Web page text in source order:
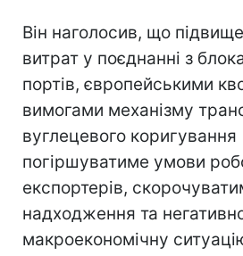
Він наголосив, що
витрат у поєднанні з
портів, європейськими
вимогами механізму
вуглецевого коригування
погіршуватиме умови
експортерів,
надходження та
макроекономічну